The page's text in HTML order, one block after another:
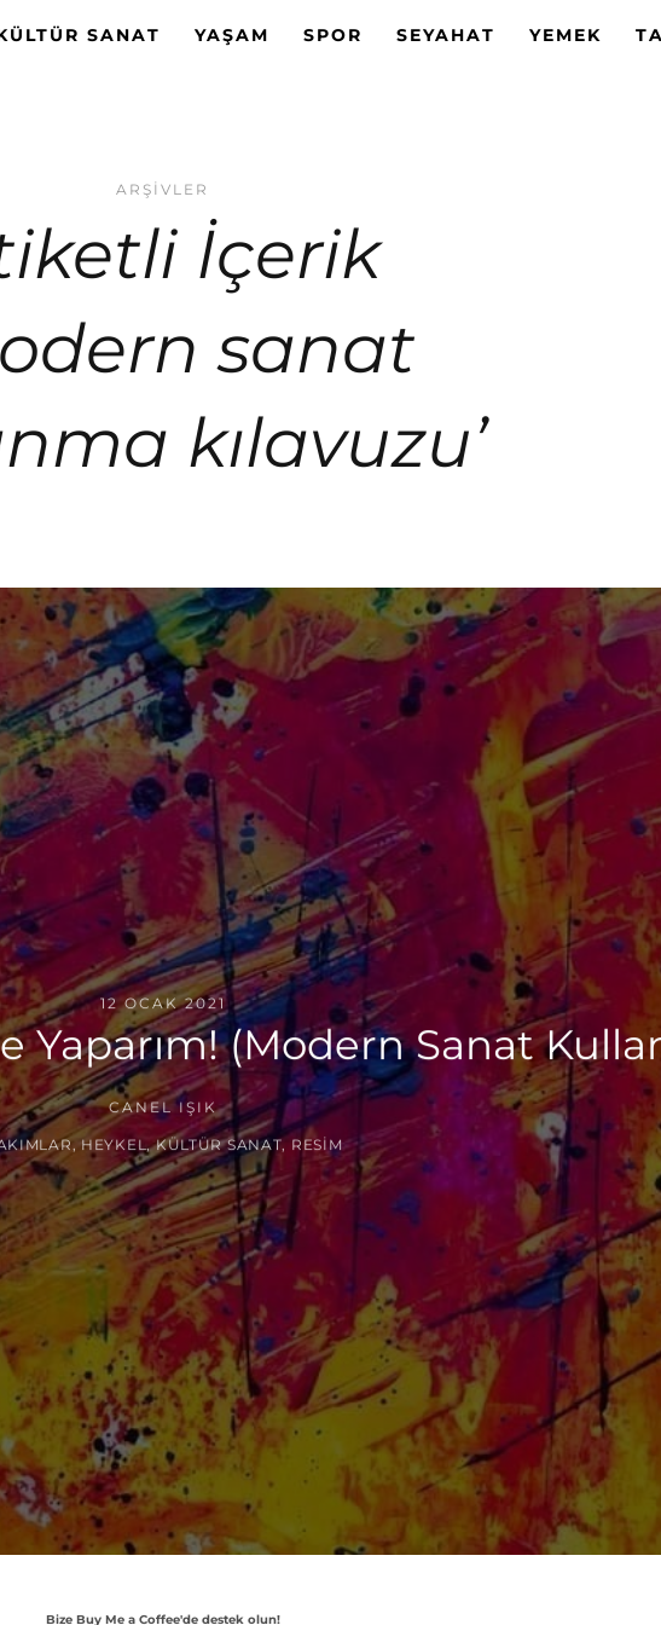
SANAT YAŞAM SPOR SEYAHAT YEMEK
ARŞIVLER
İçerik
sanat
kılavuzu’
12 OCAK 2021
(Modern Sanat
CANEL IŞIK
,HEYKEL,KÜLTÜR SANAT, RESIM
Bize Buy Me a Coffee'de destek olun!